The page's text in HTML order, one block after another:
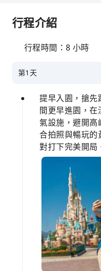
行程介紹
行程時間：8 小時
第1天
提早入園，搶先
間更早進園，
氣設施，避開高
合拍照與暢玩的
對打下完美開局